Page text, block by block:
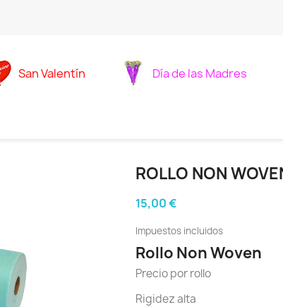
San Valentín Día de las Madres
ROLLO NON
15,00 €
Impuestos incluidos
Rollo Non Woven
Precio por rollo
Rigidez alta